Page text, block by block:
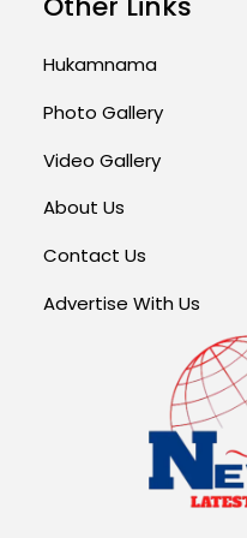
Hukamnama
Photo Gallery
Video Gallery
About Us
Contact Us
Advertise With Us